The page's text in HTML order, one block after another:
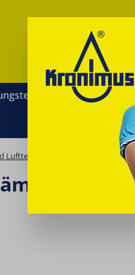
springen
Mess- und
Lufttechnik Abgasschalldämpfer
AGM